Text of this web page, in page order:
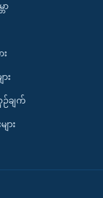
ာ
း
ဉ်ချက်
ား